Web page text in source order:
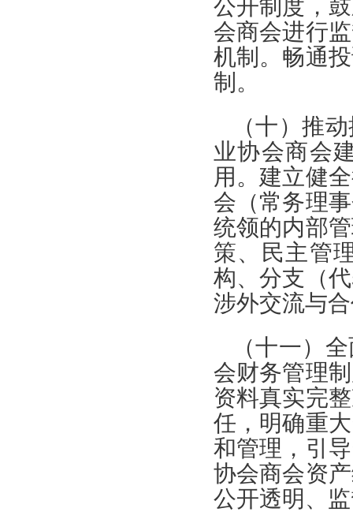
公开制度，
会商会进行
机制。畅通
制。
（十）推
业协会商会
用。建立健
会（常务理
统领的内部
策、民主管
构、分支（
涉外交流与
（十一）
会财务管理
资料真实完
任，明确重
和管理，引
协会商会资
公开透明、